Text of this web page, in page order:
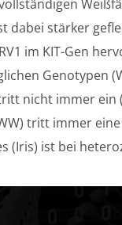
dabei stärker
im KIT-Gen
Genotypen
nicht immer
tritt immer
(Iris) ist bei